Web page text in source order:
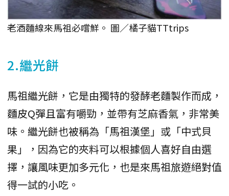
老酒麵線來馬祖必嚐鮮。 圖／橘子貓TTtrips
2.繼光餅
馬祖繼光餅，它是由獨特的發酵老麵製作而成，
麵皮Q彈且富有嚼勁，並帶有芝麻香氣，非常美
味。繼光餅也被稱為「馬祖漢堡」或「中式貝
果」，因為它的夾料可以根據個人喜好自由選
擇，讓風味更加多元化，也是來馬祖旅遊絕對值
得一試的小吃。